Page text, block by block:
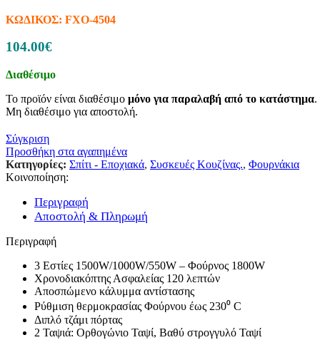
Ντουί
Πολύπριζα-Μπαλαντέζες
Πολύπριζα Με Καλώδιο
Πρίζες Τηλεχειριζόμενες
Μπαλαντέζες
Στροφεία
Μετρητές
Κιλοβατοωρόμετρα
Αμπερόμετρα
Ρεύματος
Μπαταρίας
Ηλιακός Συλλέκτης
Τζάκια – Προτζέκτορας
Μπαταρίες – Φορτιστές
ΚΩΔΙΚΟΣ: FXO-4504
104.00€
Διαθέσιμο
Το προϊόν είναι διαθέσιμο μόνο για παραλαβή από το κατάστημα.
Μη διαθέσιμο για αποστολή.
Σύγκριση
Προσθήκη στα αγαπημένα
Κατηγορίες: Σπίτι - Εποχιακά, Συσκευές Κουζίνας., Φουρνάκια
Κοινοποίηση:
Περιγραφή
Αποστολή & Πληρωμή
Περιγραφή
3 Εστίες 1500W/1000W/550W – Φούρνος 1800W
Χρονοδιακόπτης Ασφαλείας 120 λεπτών
Αποσπώμενο κάλυμμα αντίστασης
Ρύθμιση θερμοκρασίας Φούρνου έως 230⁰ C
Διπλό τζάμι πόρτας
2 Ταψιά: Ορθογώνιο Ταψί, Βαθύ στρογγυλό Ταψί